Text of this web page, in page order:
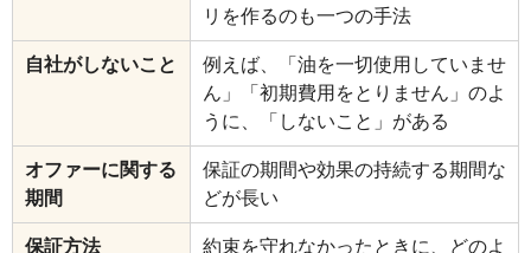
リを作るのも一つの手法
自社がしないこと
例えば、「油を一切使用していませ
ん」「初期費用をとりません」のよ
うに、「しないこと」がある
オファーに関する
期間
保証の期間や効果の持続する期間な
どが長い
保証方法 約束を守れなかったときに、どのよ